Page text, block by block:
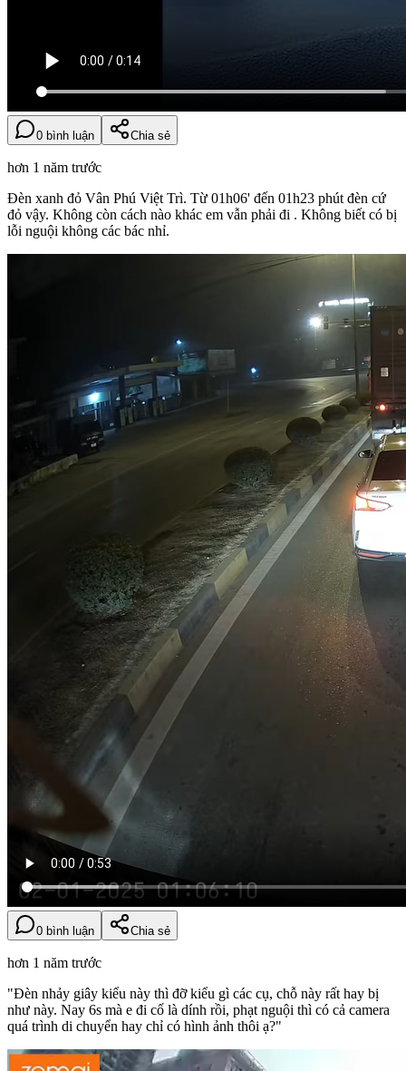
0 bình luận Chia sẻ
hơn 1 năm trước
Đèn xanh đỏ Vân Phú Việt Trì. Từ 01h06' đến 01h23 phút đèn cứ
đỏ vậy. Không còn cách nào khác em vẫn phải đi . Không biết có bị
lỗi nguội không các bác nhỉ.
0 bình luận Chia sẻ
hơn 1 năm trước
"Đèn nhảy giây kiểu này thì đỡ kiểu gì các cụ, chỗ này rất hay bị
như này. Nay 6s mà e đi cố là dính rồi, phạt nguội thì có cả camera
quá trình di chuyển hay chỉ có hình ảnh thôi ạ?"